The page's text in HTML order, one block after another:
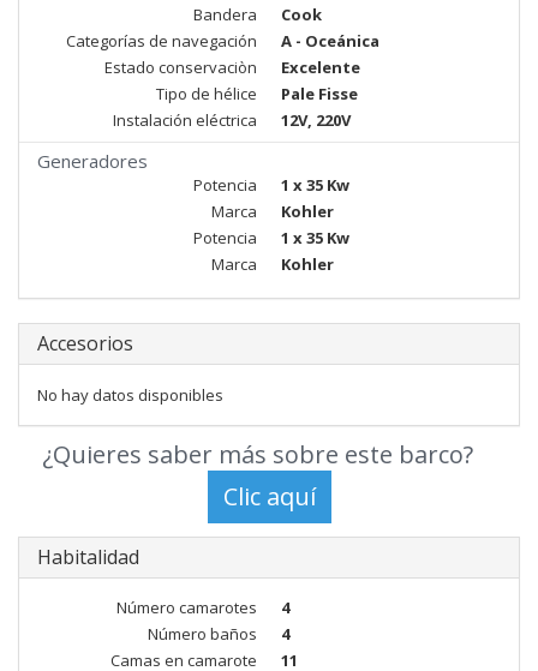
Bandera
Cook
Categorías de navegación
A - Oceánica
Estado conservaciòn
Excelente
Tipo de hélice
Pale Fisse
Instalación eléctrica
12V, 220V
Generadores
Potencia
1 x 35 Kw
Marca
Kohler
Potencia
1 x 35 Kw
Marca
Kohler
Accesorios
No hay datos disponibles
¿Quieres saber más sobre este barco?
Habitalidad
Número camarotes
4
Número baños
4
Camas en camarote
11